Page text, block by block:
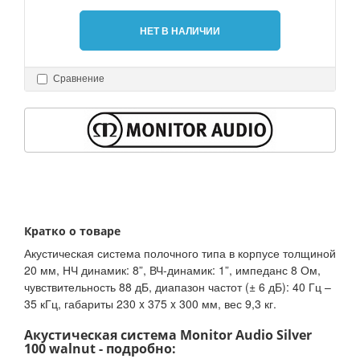
НЕТ В НАЛИЧИИ
Сравнение
Кратко о товаре
Акустическая система полочного типа в корпусе толщиной
20 мм, НЧ динамик: 8”, ВЧ-динамик: 1”, импеданс 8 Ом,
чувствительность 88 дБ, диапазон частот (± 6 дБ): 40 Гц –
35 кГц, габариты 230 x 375 x 300 мм, вес 9,3 кг.
Акустическая система Monitor Audio Silver
100 walnut - подробно: